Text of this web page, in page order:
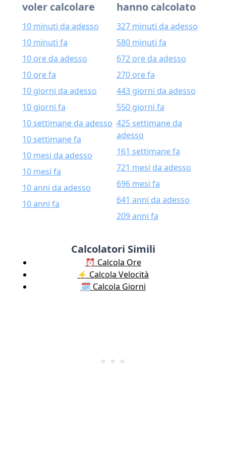
voler calcolare
10 minuti da adesso
10 minuti fa
10 ore da adesso
10 ore fa
10 giorni da adesso
10 giorni fa
10 settimane da adesso
10 settimane fa
10 mesi da adesso
10 mesi fa
10 anni da adesso
10 anni fa
hanno calcolato
327 minuti da adesso
580 minuti fa
672 ore da adesso
270 ore fa
443 giorni da adesso
550 giorni fa
425 settimane da
adesso
161 settimane fa
721 mesi da adesso
696 mesi fa
641 anni da adesso
209 anni fa
Calcolatori Simili
⏰ Calcola Ore
⚡️ Calcola Velocità
🗓️ Calcola Giorni